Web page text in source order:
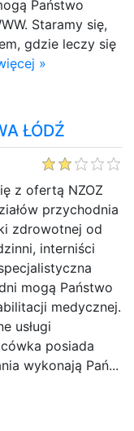
Państwo
Staramy się,
gdzie leczy się
»
ŁÓDŹ
z ofertą NZOZ
przychodnia
zdrowotnej od
interniści
mogą Państwo
medycznej.
usługi
posiada
wykonają Pań...